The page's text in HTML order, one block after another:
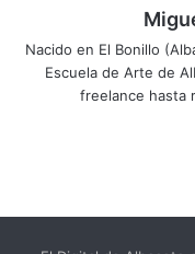
Nacido en El Bonillo
Escuela de Arte de
freelance hasta